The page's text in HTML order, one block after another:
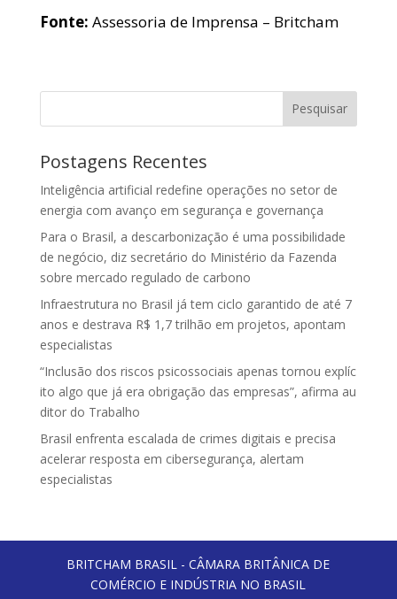
Fonte: Assessoria de Imprensa – Britcham
Pesquisar
Postagens Recentes
Inteligência artificial redefine operações no setor de
energia com avanço em segurança e governança
Para o Brasil, a descarbonização é uma possibilidade
de negócio, diz secretário do Ministério da Fazenda
sobre mercado regulado de carbono
Infraestrutura no Brasil já tem ciclo garantido de até 7
anos e destrava R$ 1,7 trilhão em projetos, apontam
especialistas
“Inclusão dos riscos psicossociais apenas tornou explíc
ito algo que já era obrigação das empresas”, afirma au
ditor do Trabalho
Brasil enfrenta escalada de crimes digitais e precisa
acelerar resposta em cibersegurança, alertam
especialistas
BRITCHAM BRASIL - CÂMARA BRITÂNICA DE
COMÉRCIO E INDÚSTRIA NO BRASIL